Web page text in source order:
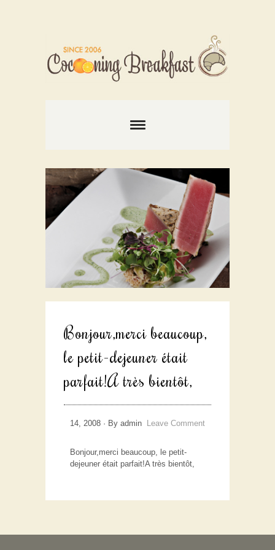
Bonjour,merci beaucoup,
le petit-dejeuner était
parfait!A très bientôt,
14, 2008 · By admin Leave Comment
Bonjour,merci beaucoup, le petit-
dejeuner était parfait!A très bientôt,